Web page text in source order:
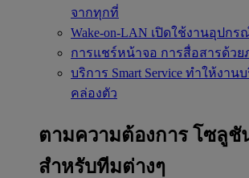
จากทุกที่
Wake-on-LAN เปิดใช้งานอุปกร
การแชร์หน้าจอ การสื่อสารด้วย
บริการ Smart Service ทำให้งาน
คล่องตัว
ตามความต้องการ โซลูชั
สำหรับทีมต่างๆ